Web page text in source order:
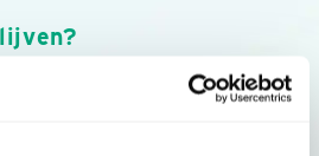
nieuws, inspiratie, acties en tips
van Vogelbescherming.